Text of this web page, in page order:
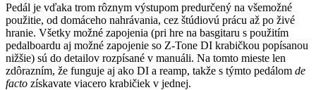
Pedál je vďaka trom rôznym výstupom predurčený na všemožné
použitie, od domáceho nahrávania, cez štúdiovú prácu až po živé
hranie. Všetky možné zapojenia (pri hre na basgitaru s použitím
pedalboardu aj možné zapojenie so Z-Tone DI krabičkou popísanou
nižšie) sú do detailov rozpísané v manuáli. Na tomto mieste len
zdôrazním, že funguje aj ako DI a reamp, takže s týmto pedálom de
facto získavate viacero krabičiek v jednej.